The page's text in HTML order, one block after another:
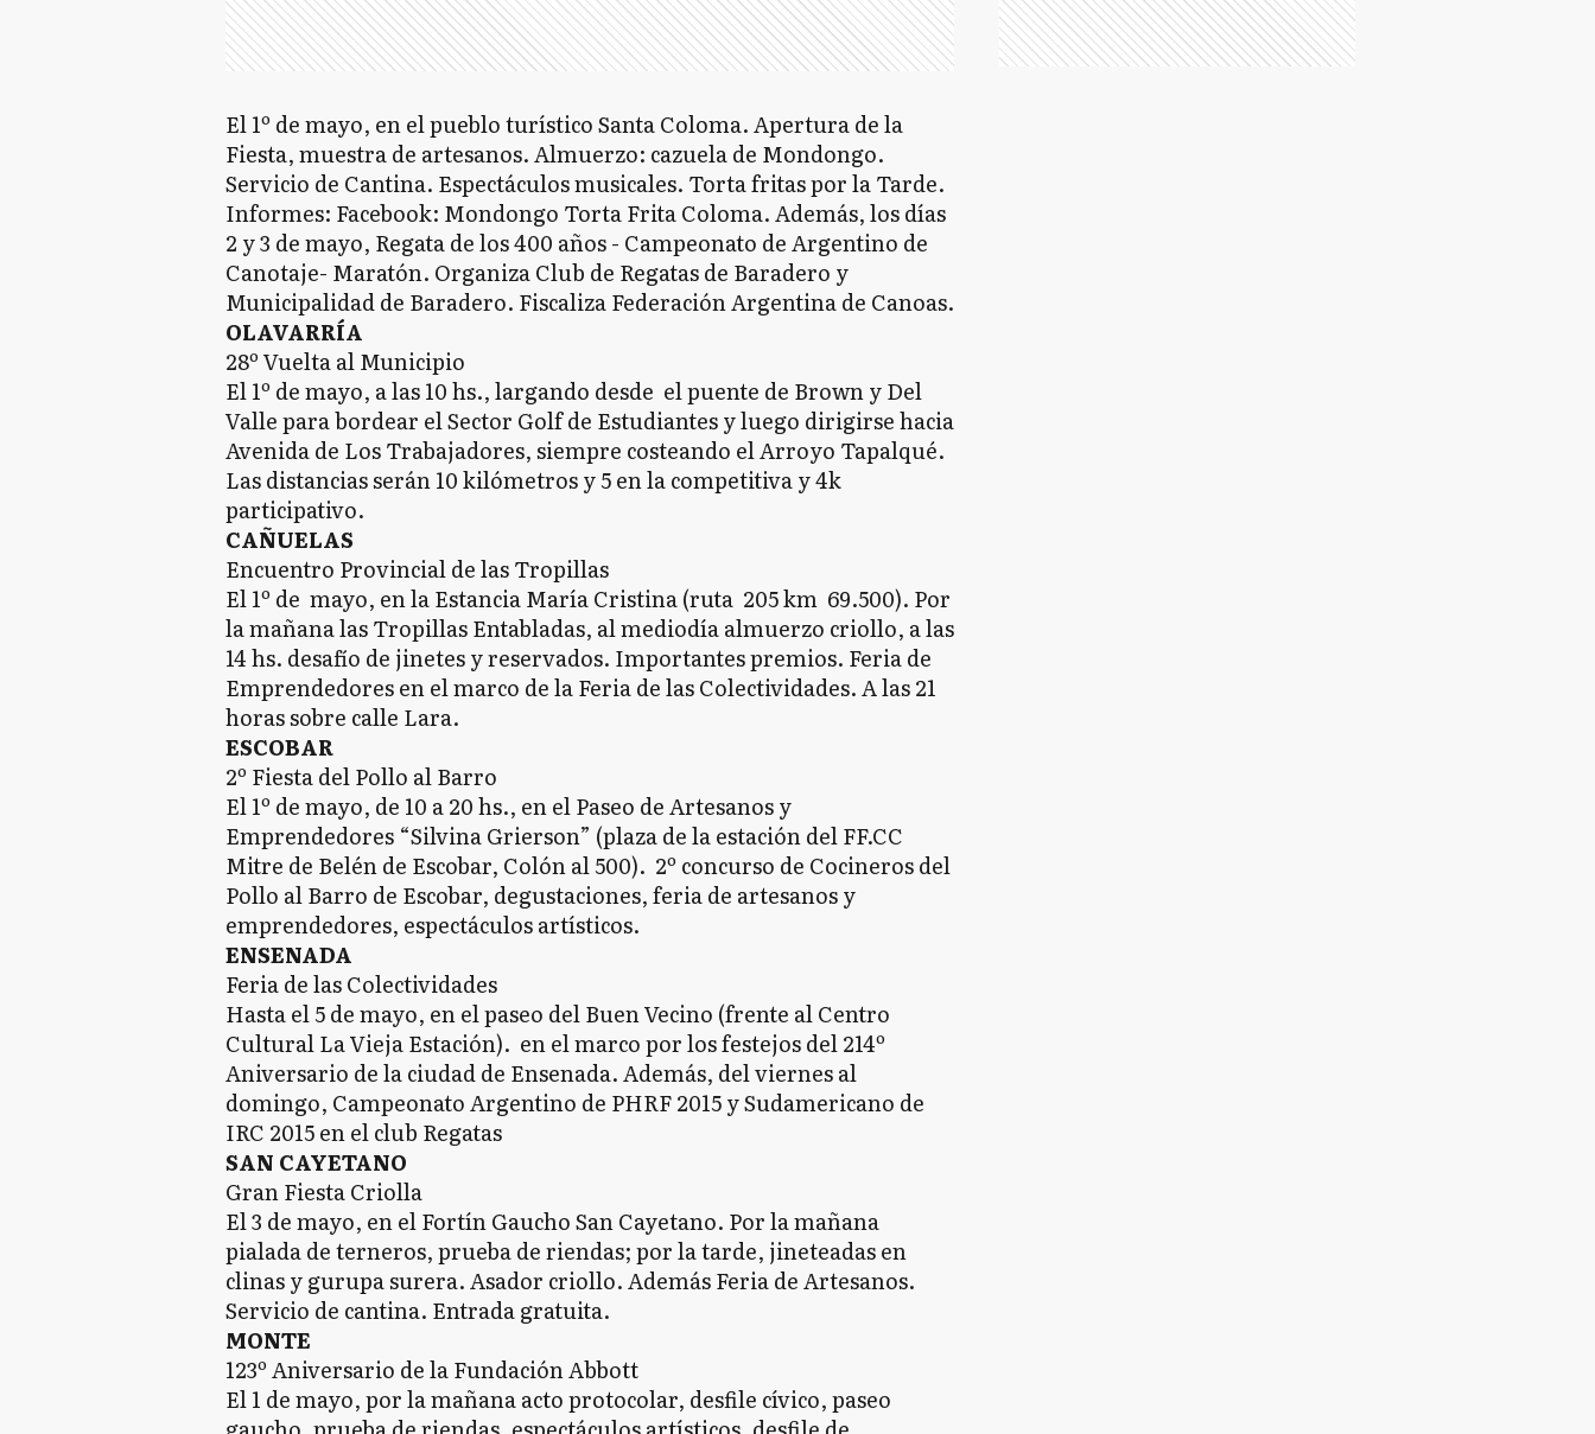
El 1º de mayo, en el pueblo turístico Santa Coloma. Apertura de la
Fiesta, muestra de artesanos. Almuerzo: cazuela de Mondongo.
Servicio de Cantina. Espectáculos musicales. Torta fritas por la Tarde.
Informes: Facebook: Mondongo Torta Frita Coloma. Además, los días
2 y 3 de mayo, Regata de los 400 años - Campeonato de Argentino de
Canotaje- Maratón. Organiza Club de Regatas de Baradero y
Municipalidad de Baradero. Fiscaliza Federación Argentina de Canoas.
OLAVARRÍA
28º Vuelta al Municipio
El 1º de mayo, a las 10 hs., largando desde el puente de Brown y Del
Valle para bordear el Sector Golf de Estudiantes y luego dirigirse hacia
Avenida de Los Trabajadores, siempre costeando el Arroyo Tapalqué.
Las distancias serán 10 kilómetros y 5 en la competitiva y 4k
participativo.
CAÑUELAS
Encuentro Provincial de las Tropillas
El 1º de mayo, en la Estancia María Cristina (ruta 205 km 69.500). Por
la mañana las Tropillas Entabladas, al mediodía almuerzo criollo, a las
14 hs. desafío de jinetes y reservados. Importantes premios. Feria de
Emprendedores en el marco de la Feria de las Colectividades. A las 21
horas sobre calle Lara.
ESCOBAR
2º Fiesta del Pollo al Barro
El 1º de mayo, de 10 a 20 hs., en el Paseo de Artesanos y
Emprendedores “Silvina Grierson” (plaza de la estación del FF.CC
Mitre de Belén de Escobar, Colón al 500). 2º concurso de Cocineros del
Pollo al Barro de Escobar, degustaciones, feria de artesanos y
emprendedores, espectáculos artísticos.
ENSENADA
Feria de las Colectividades
Hasta el 5 de mayo, en el paseo del Buen Vecino (frente al Centro
Cultural La Vieja Estación). en el marco por los festejos del 214º
Aniversario de la ciudad de Ensenada. Además, del viernes al
domingo, Campeonato Argentino de PHRF 2015 y Sudamericano de
IRC 2015 en el club Regatas
SAN CAYETANO
Gran Fiesta Criolla
El 3 de mayo, en el Fortín Gaucho San Cayetano. Por la mañana
pialada de terneros, prueba de riendas; por la tarde, jineteadas en
clinas y gurupa surera. Asador criollo. Además Feria de Artesanos.
Servicio de cantina. Entrada gratuita.
MONTE
123º Aniversario de la Fundación Abbott
El 1 de mayo, por la mañana acto protocolar, desfile cívico, paseo